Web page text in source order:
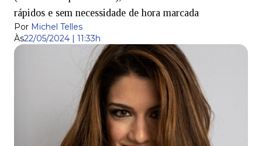
rápidos e sem necessidade de hora marcada
Por Michel Telles
Às22/05/2024 | 11:33h